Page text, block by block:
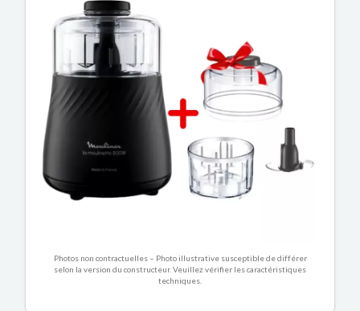
Photos non contractuelles – Photo illustrative susceptible de différer
selon la version du constructeur. Veuillez vérifier les caractéristiques
techniques.